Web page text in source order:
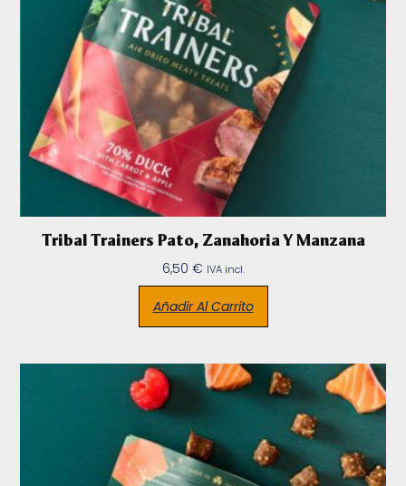
Tribal Trainers Pato, Zanahoria Y Manzana
6,50 € IVA incl.
Añadir Al Carrito